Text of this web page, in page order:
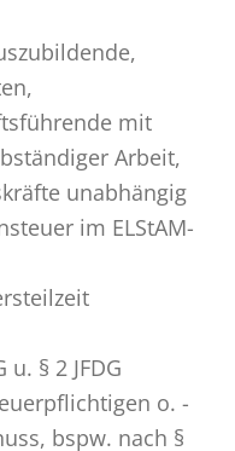
mit
Arbeit,
unabhängig
im ELStAM-
§ 2 JFDG
o. -
bspw. nach §